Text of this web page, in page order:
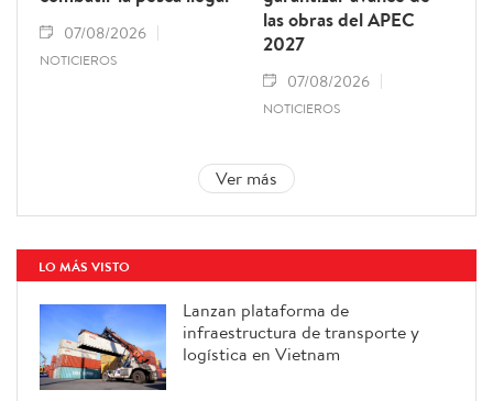
07/08/2026
NOTICIEROS
las obras del APEC
2027
07/08/2026
NOTICIEROS
Ver más
LO MÁS VISTO
Lanzan plataforma de
infraestructura de transporte y
logística en Vietnam